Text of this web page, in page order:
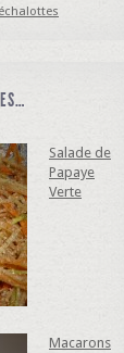
échalottes
Salade de
Papaye
Verte
Macarons